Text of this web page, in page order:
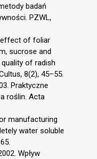
badań
PZWL,
effect of foliar
sucrose and
of radish
8(2), 45–55.
Praktyczne
roślin. Acta
manufacturing
water soluble
Wpływ